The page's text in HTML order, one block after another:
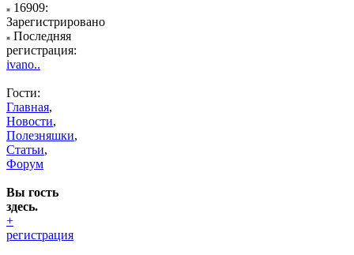
16909:
Зарегистрировано
Последняя
регистрация:
ivano..
Гости:
Главная,
Новости,
Полезняшки,
Статьи,
Форум
Вы гость
здесь.
+
регистрация